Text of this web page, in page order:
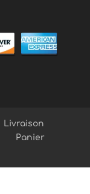
Livraison
Panier